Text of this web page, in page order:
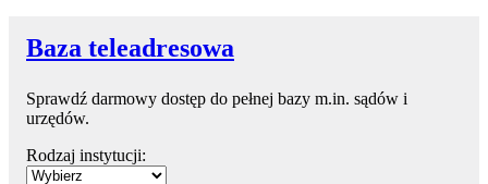
Baza teleadresowa
Sprawdź darmowy dostęp do pełnej bazy m.in. sądów i
urzędów.
Rodzaj instytucji: